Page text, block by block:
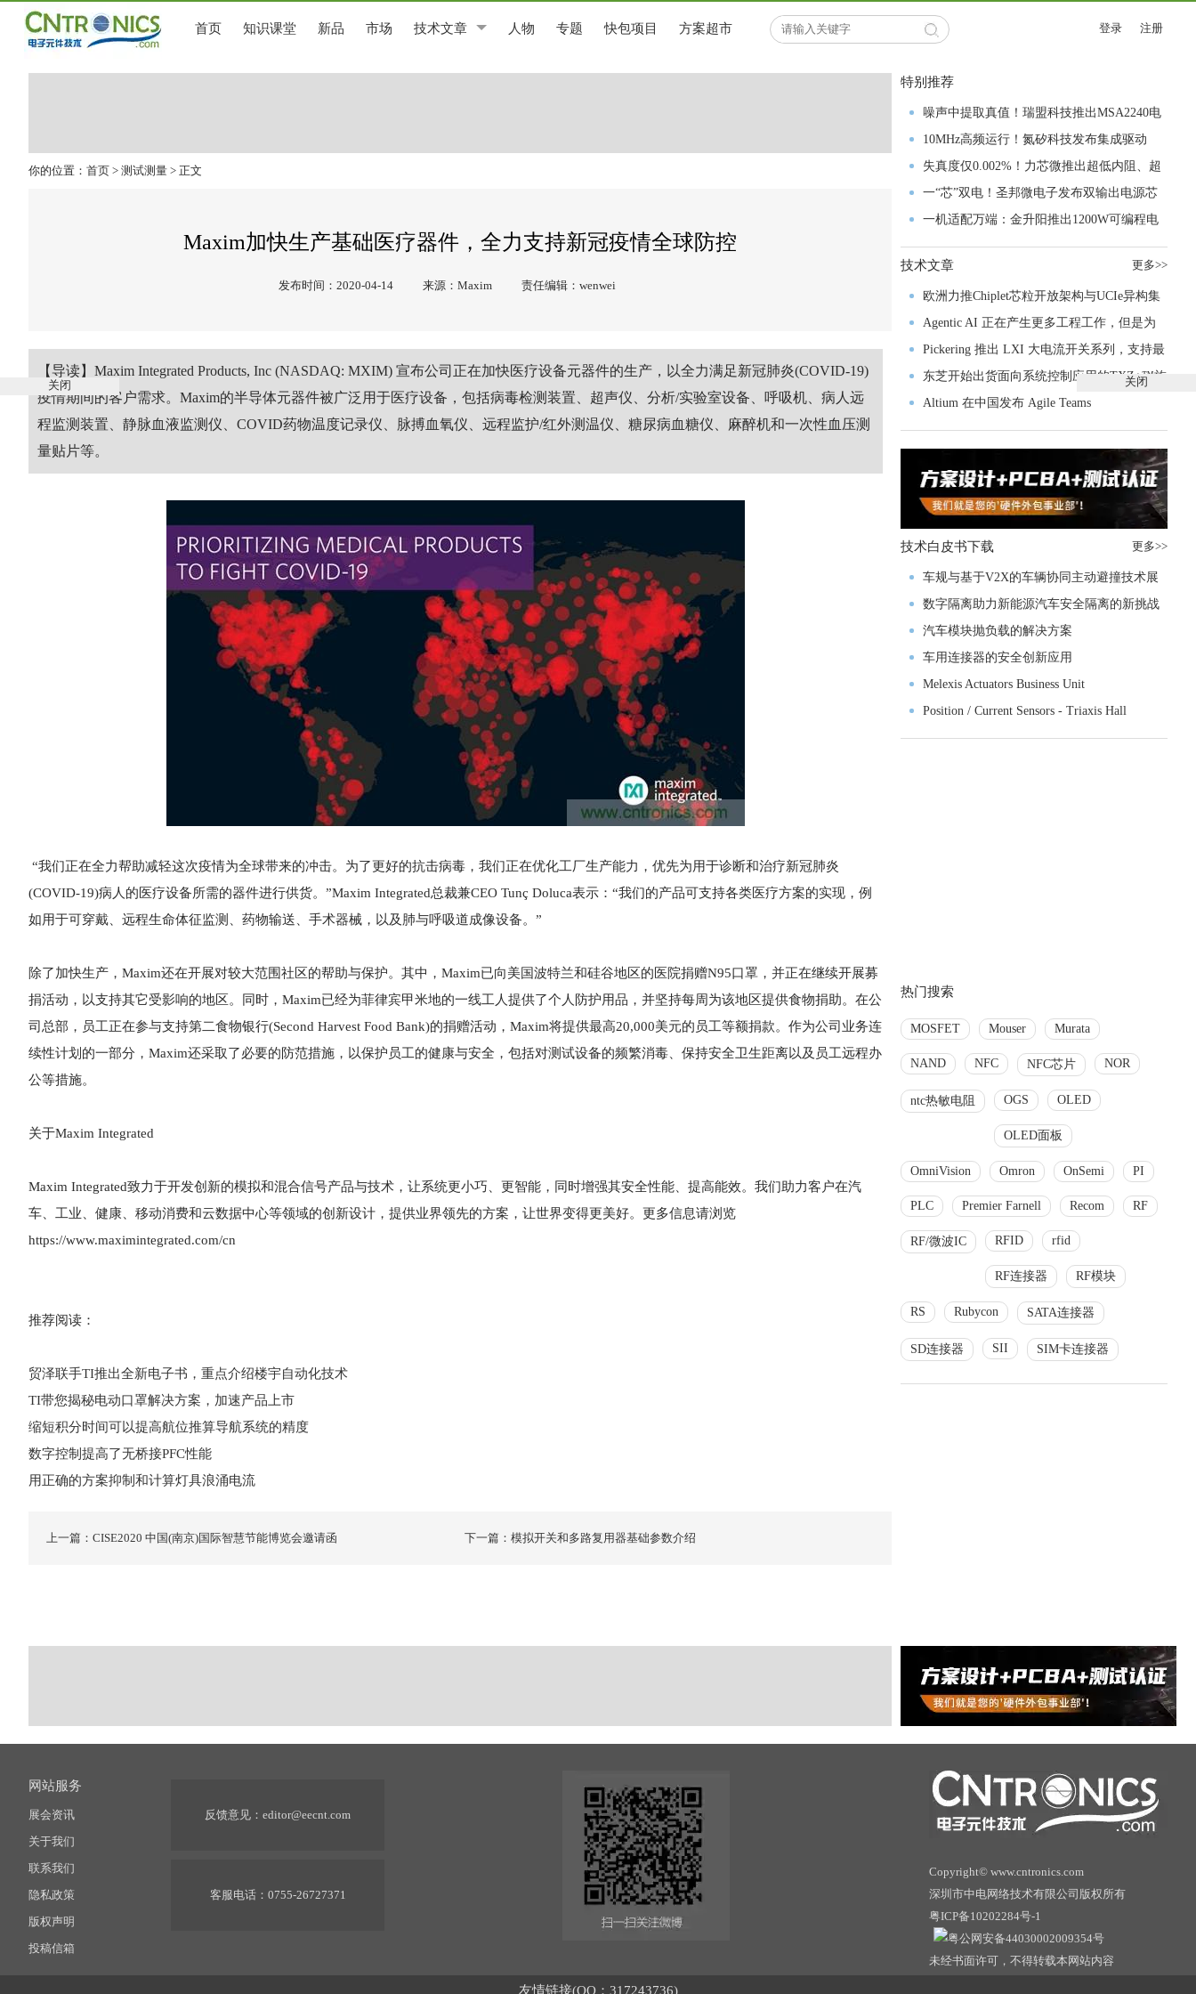
首页 知识课堂 新品 市场 技术文章 人物 专题 快包项目 方案超市 登录 注册
你的位置： 首页 > 测试测量 > 正文
Maxim加快生产基础医疗器件，全力支持新冠疫情全球防控
发布时间：2020-04-14 来源：Maxim 责任编辑：wenwei
【导读】Maxim Integrated Products, Inc (NASDAQ: MXIM) 宣布公司正在加快医疗设备元器件的生产，以全力满足新冠肺炎(COVID-19)
疫情期间的客户需求。Maxim的半导体元器件被广泛用于医疗设备，包括病毒检测装置、超声仪、分析/实验室设备、呼吸机、病人远
程监测装置、静脉血液监测仪、COVID药物温度记录仪、脉搏血氧仪、远程监护/红外测温仪、糖尿病血糖仪、麻醉机和一次性血压测
量贴片等。
“我们正在全力帮助减轻这次疫情为全球带来的冲击。为了更好的抗击病毒，我们正在优化工厂生产能力，优先为用于诊断和治疗新冠肺炎
(COVID-19)病人的医疗设备所需的器件进行供货。”Maxim Integrated总裁兼CEO Tunç Doluca表示：“我们的产品可支持各类医疗方案的实现，例
如用于可穿戴、远程生命体征监测、药物输送、手术器械，以及肺与呼吸道成像设备。”
除了加快生产，Maxim还在开展对较大范围社区的帮助与保护。其中，Maxim已向美国波特兰和硅谷地区的医院捐赠N95口罩，并正在继续开展募
捐活动，以支持其它受影响的地区。同时，Maxim已经为菲律宾甲米地的一线工人提供了个人防护用品，并坚持每周为该地区提供食物捐助。在公
司总部，员工正在参与支持第二食物银行(Second Harvest Food Bank)的捐赠活动，Maxim将提供最高20,000美元的员工等额捐款。作为公司业务连
续性计划的一部分，Maxim还采取了必要的防范措施，以保护员工的健康与安全，包括对测试设备的频繁消毒、保持安全卫生距离以及员工远程办
公等措施。
关于Maxim Integrated
Maxim Integrated致力于开发创新的模拟和混合信号产品与技术，让系统更小巧、更智能，同时增强其安全性能、提高能效。我们助力客户在汽
车、工业、健康、移动消费和云数据中心等领域的创新设计，提供业界领先的方案，让世界变得更美好。更多信息请浏览
https://www.maximintegrated.com/cn
推荐阅读：
贸泽联手TI推出全新电子书，重点介绍楼宇自动化技术
TI带您揭秘电动口罩解决方案，加速产品上市
缩短积分时间可以提高航位推算导航系统的精度
数字控制提高了无桥接PFC性能
用正确的方案抑制和计算灯具浪涌电流
上一篇：CISE2020 中国(南京)国际智慧节能博览会邀请函 下一篇：模拟开关和多路复用器基础参数介绍
特别推荐
噪声中提取真值！瑞盟科技推出MSA2240电
流检测芯片赋能多元高端测量场景
10MHz高频运行！氮矽科技发布集成驱动
GaN芯片，助力电源能效再攀新高
失真度仅0.002%！力芯微推出超低内阻、超
低失真4PST模拟开关
一“芯”双电！圣邦微电子发布双输出电源芯
片，简化AFE与音频设计
一机适配万端：金升阳推出1200W可编程电
源，赋能高端装备制造
技术文章 更多>>
欧洲力推Chiplet芯粒开放架构与UCIe异构集
成以加速其汽车产业生态智能化进程
Agentic AI 正在产生更多工程工作，但是为
什么系统开发进展并没有更快？
Pickering 推出 LXI 大电流开关系列，支持最
高 80A、300V 信号
东芝开始出货面向系统控制应用的TXZ+™族
入门级M4V组
Altium 在中国发布 Agile Teams
技术白皮书下载 更多>>
车规与基于V2X的车辆协同主动避撞技术展
望
数字隔离助力新能源汽车安全隔离的新挑战
汽车模块抛负载的解决方案
车用连接器的安全创新应用
Melexis Actuators Business Unit
Position / Current Sensors - Triaxis Hall
热门搜索
MOSFET Mouser Murata
NAND NFC NFC芯片 NOR
ntc热敏电阻 OGS OLED
OLED面板
OmniVision Omron OnSemi PI
PLC Premier Farnell Recom RF
RF/微波IC RFID rfid
RF连接器 RF模块
RS Rubycon SATA连接器
SD连接器 SII SIM卡连接器
网站服务
展会资讯
关于我们
联系我们
隐私政策
版权声明
投稿信箱
反馈意见： editor@eecnt.com
客服电话：0755-26727371
Copyright© www.cntronics.com
深圳市中电网络技术有限公司版权所有
粤ICP备10202284号-1
粤公网安备44030002009354号
未经书面许可，不得转载本网站内容
友情链接(QQ：317243736)
关闭 关闭